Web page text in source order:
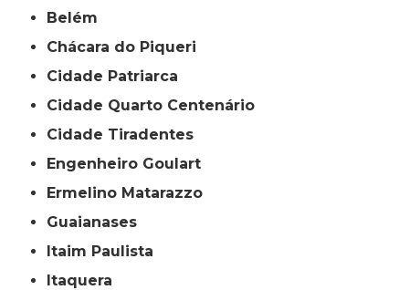
Belém
Chácara do Piqueri
Cidade Patriarca
Cidade Quarto Centenário
Cidade Tiradentes
Engenheiro Goulart
Ermelino Matarazzo
Guaianases
Itaim Paulista
Itaquera